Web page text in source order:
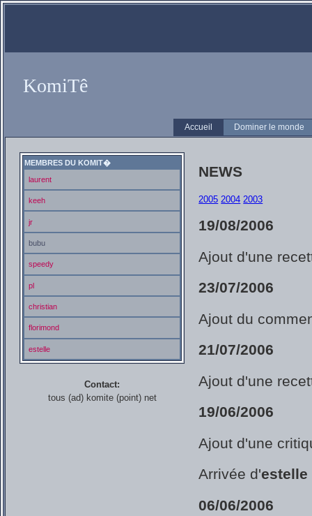
KomiTê
Accueil Dominer le monde
NEWS
2005 2004 2003
19/08/2006
Ajout d'une
23/07/2006
Ajout du
21/07/2006
Ajout d'une
19/06/2006
Ajout d'une
Arrivée d'estelle
06/06/2006
MEMBRES DU KOMIT�
laurent
keeh
jr
bubu
speedy
pl
christian
florimond
estelle
Contact:
tous (ad) komite (point) net